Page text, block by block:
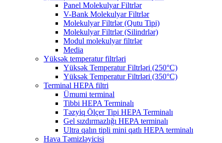
Panel Molekulyar Filtrlər
V-Bank Molekulyar Filtrlər
Molekulyar Filtrlər (Qutu Tipi)
Molekulyar Filtrlər (Silindrlər)
Modul molekulyar filtrlər
Media
Yüksək temperatur filtrləri
Yüksək Temperatur Filtrləri (250°C)
Yüksək Temperatur Filtrləri (350°C)
Terminal HEPA filtri
Ümumi terminal
Tibbi HEPA Terminalı
Təzyiq Ölçer Tipi HEPA Terminalı
Gel sızdırmazlığı HEPA terminalı
Ultra qalın tipli mini qatlı HEPA terminalı
Hava Təmizləyicisi